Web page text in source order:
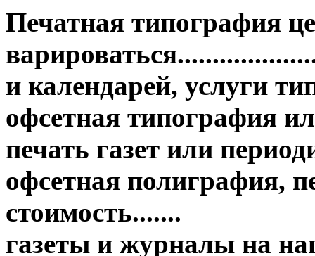
Печатная типография
и календарей, услуги
офсетная типография
печать газет или
офсетная полиграфия,
стоимость.......
газеты и журналы на